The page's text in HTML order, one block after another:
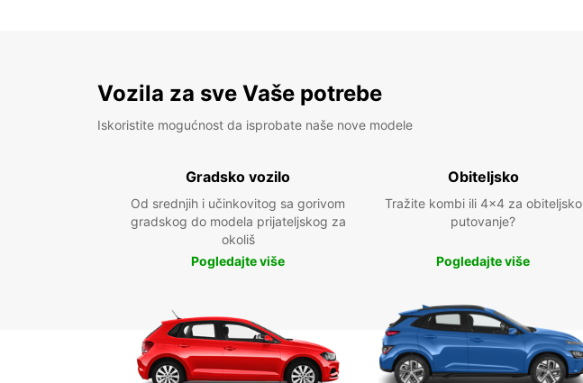
Vozila za sve Vaše potrebe
Iskoristite mogućnost da isprobate naše nove modele
Gradsko vozilo
Od srednjih i učinkovitog sa gorivom
gradskog do modela prijateljskog za
okoliš
Pogledajte više
Obiteljsko
Tražite kombi ili 4x4 za obiteljsko
putovanje?
Pogledajte više